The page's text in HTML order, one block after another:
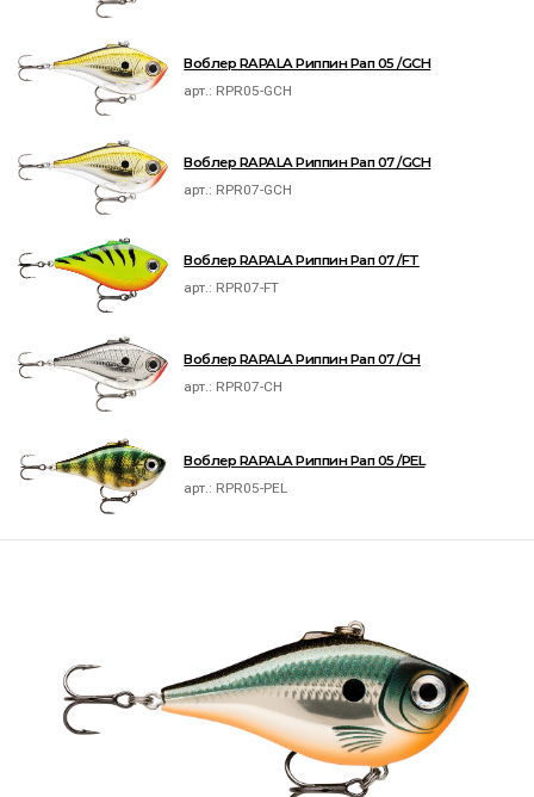
Воблер RAPALA Риппин Рап 05 /GCH
арт.: RPR05-GCH
Воблер RAPALA Риппин Рап 07 /GCH
арт.: RPR07-GCH
Воблер RAPALA Риппин Рап 07 /FT
арт.: RPR07-FT
Воблер RAPALA Риппин Рап 07 /CH
арт.: RPR07-CH
Воблер RAPALA Риппин Рап 05 /PEL
арт.: RPR05-PEL